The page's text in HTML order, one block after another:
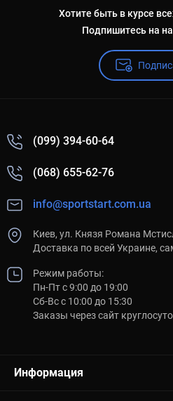
Хотите быть в курсе
Подпишитесь на
(099) 394-60-64
(068) 655-62-76
info@sportstart.com.ua
Киев, ул. Князя Романа
Доставка по всей Украине,
Режим работы:
Пн-Пт с 9:00 до 19:00
Сб-Вс с 10:00 до 15:30
Заказы через сайт
Информация